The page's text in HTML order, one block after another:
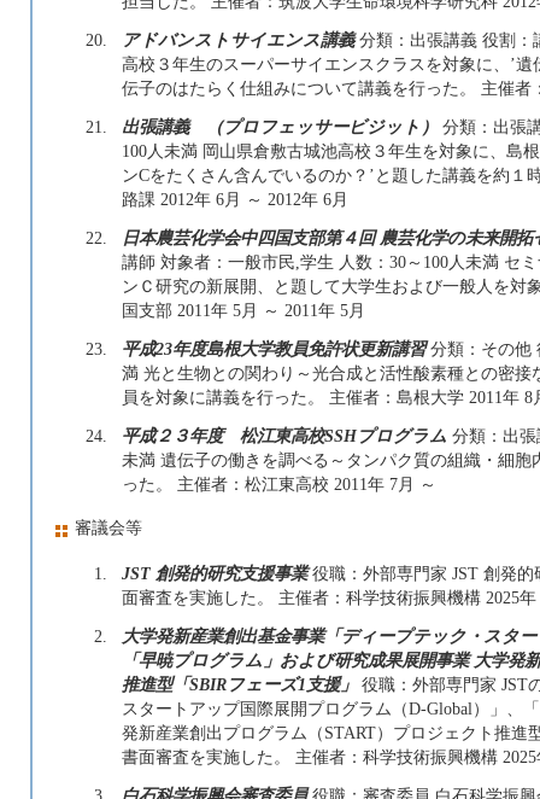
20.
アドバンストサイエンス講義分類：出張講義 役割：
高校３年生のスーパーサイエンスクラスを対象に、’
伝子のはたらく仕組みについて講義を行った。 主催者
21.
出張講義 （プロフェッサービジット）
分類：出張
100人未満 岡山県倉敷古城池高校３年生を対象に、島
ンCをたくさん含んでいるのか？’と題した講義を約
路課 2012年 6月 ～ 2012年 6月
22.
日本農芸化学会中四国支部第４回 農芸化学の未来開
講師 対象者：一般市民,学生 人数：30～100人未満 セ
ンＣ研究の新展開、と題して大学生および一般人を対
国支部 2011年 5月 ～ 2011年 5月
23.
平成23年度島根大学教員免許状更新講習分類：その他
満 光と生物との関わり～光合成と活性酸素種との密
員を対象に講義を行った。 主催者：島根大学 2011年 8
24.
平成２３年度 松江東高校SSHプログラム 分類：出
未満 遺伝子の働きを調べる～タンパク質の組織・細
った。 主催者：松江東高校 2011年 7月 ～
審議会等
1. JST 創発的研究支援事業役職：外部専門家 JST 創発
面審査を実施した。 主催者：科学技術振興機構 2025年
2.
大学発新産業創出基金事業「ディープテック・スタ
「早暁プログラム」および研究成果展開事業 大学
推進型「SBIRフェーズ1支援」
役職：外部専門家 JST
スタートアップ国際展開プログラム（D-Global）」、
発新産業創出プログラム（START）プロジェクト推進
書面審査を実施した。 主催者：科学技術振興機構 2025